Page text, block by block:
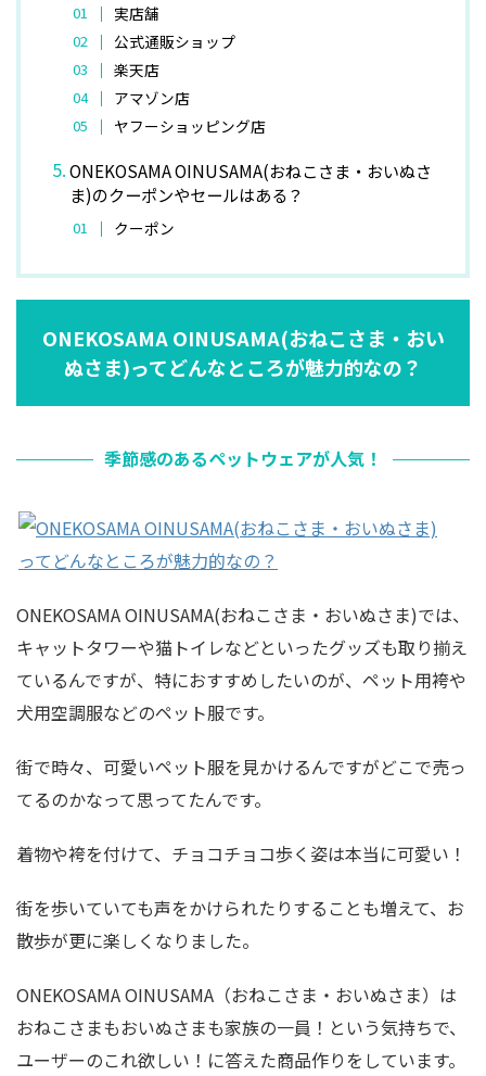
実店舗
公式通販ショップ
楽天店
アマゾン店
ヤフーショッピング店
ONEKOSAMA OINUSAMA(おねこさま・おいぬさ
ま)のクーポンやセールはある？
クーポン
ONEKOSAMA OINUSAMA(おねこさま・おい
ぬさま)ってどんなところが魅力的なの？
季節感のあるペットウェアが人気！
ONEKOSAMA OINUSAMA(おねこさま・おいぬさま)では、
キャットタワーや猫トイレなどといったグッズも取り揃え
ているんですが、特におすすめしたいのが、ペット用袴や
犬用空調服などのペット服です。
街で時々、可愛いペット服を見かけるんですがどこで売っ
てるのかなって思ってたんです。
着物や袴を付けて、チョコチョコ歩く姿は本当に可愛い！
街を歩いていても声をかけられたりすることも増えて、お
散歩が更に楽しくなりました。
ONEKOSAMA OINUSAMA（おねこさま・おいぬさま）は
おねこさまもおいぬさまも家族の一員！という気持ちで、
ユーザーのこれ欲しい！に答えた商品作りをしています。